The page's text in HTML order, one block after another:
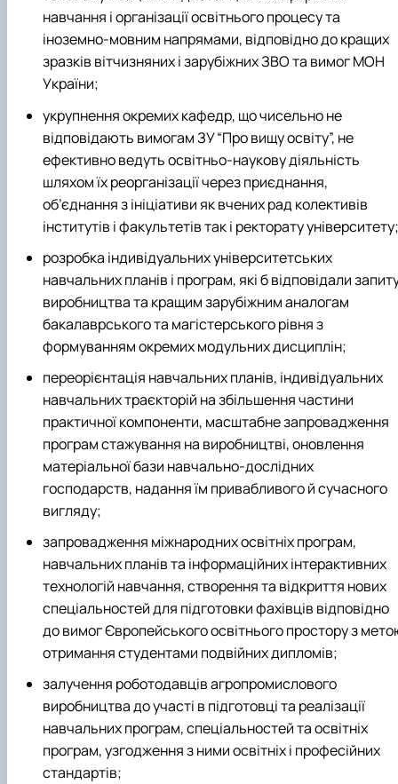
навчання і організації освітнього процесу та
іноземно-мовним напрямами, відповідно до кращих
зразків вітчизняних і зарубіжних ЗВО та вимог МОН
України;
укрупнення окремих кафедр, що чисельно не
відповідають вимогам ЗУ “Про вищу освіту”, не
ефективно ведуть освітньо-наукову діяльність
шляхом їх реорганізації через приєднання,
об’єднання з ініціативи як вчених рад колективів
інститутів і факультетів так і ректорату університету;
розробка індивідуальних університетських
навчальних планів і програм, які б відповідали
виробництва та кращим зарубіжним аналогам
бакалаврського та магістерського рівня з
формуванням окремих модульних дисциплін;
переорієнтація навчальних планів, індивідуальних
навчальних траєкторій на збільшення частини
практичної компоненти, масштабне запровадження
програм стажування на виробництві, оновлення
матеріальної бази навчально-дослідних
господарств, надання їм привабливого й сучасного
вигляду;
запровадження міжнародних освітніх програм,
навчальних планів та інформаційних інтерактивних
технологій навчання, створення та відкриття нових
спеціальностей для підготовки фахівців відповідно
до вимог Європейського освітнього простору з
отримання студентами подвійних дипломів;
залучення роботодавцiв агропромислового
виробництва до участі в підготовці та реалізації
навчальних програм, спеціальностей та освітніх
програм, узгодження з ними освітніх і професійних
стандартів;